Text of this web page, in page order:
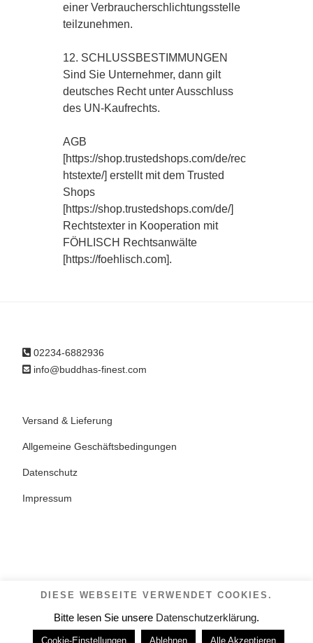
einer Verbraucherschlichtungsstelle
teilzunehmen.
12. SCHLUSSBESTIMMUNGEN
Sind Sie Unternehmer, dann gilt
deutsches Recht unter Ausschluss
des UN-Kaufrechts.
AGB
[https://shop.trustedshops.com/de/rec
htstexte/] erstellt mit dem Trusted
Shops
[https://shop.trustedshops.com/de/]
Rechtstexter in Kooperation mit
FÖHLISCH Rechtsanwälte
[https://foehlisch.com].
02234-6882936
info@buddhas-finest.com
Versand & Lieferung
Allgemeine Geschäftsbedingungen
Datenschutz
Impressum
incomplete
DIESE WEBSEITE VERWENDET COOKIES.
Bitte lesen Sie unsere Datenschutzerklärung.
Cookie-Einstellungen Ablehnen Alle Akzeptieren